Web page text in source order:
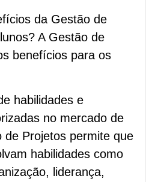
da Gestão de
A Gestão de
benefícios para os
habilidades e
no mercado de
de Projetos permite que
habilidades como
liderança,